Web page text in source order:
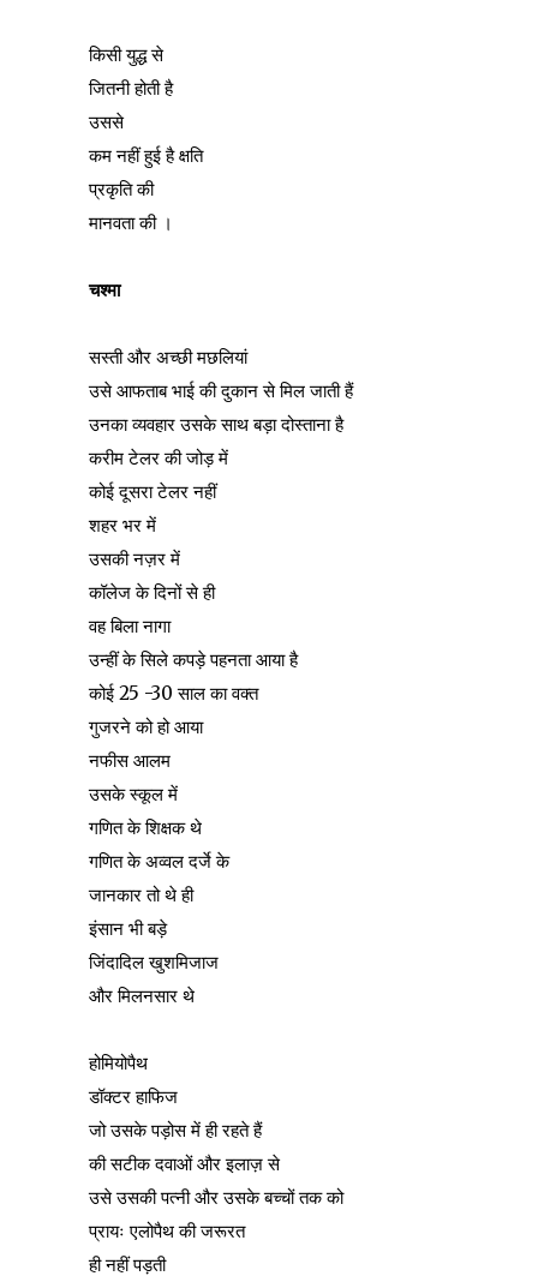
किसी युद्ध से
जितनी होती है
उससे
कम नहीं हुई है क्षति
प्रकृति की
मानवता की ।
चश्मा
सस्ती और अच्छी मछलियां
उसे आफताब भाई की दुकान से मिल जाती हैं
उनका व्यवहार उसके साथ बड़ा दोस्ताना है
करीम टेलर की जोड़ में
कोई दूसरा टेलर नहीं
शहर भर में
उसकी नज़र में
कॉलेज के दिनों से ही
वह बिला नागा
उन्हीं के सिले कपड़े पहनता आया है
कोई 25 -30 साल का वक्त
गुजरने को हो आया
नफीस आलम
उसके स्कूल में
गणित के शिक्षक थे
गणित के अव्वल दर्जे के
जानकार तो थे ही
इंसान भी बड़े
जिंदादिल खुशमिजाज
और मिलनसार थे
होमियोपैथ
डॉक्टर हाफिज
जो उसके पड़ोस में ही रहते हैं
की सटीक दवाओं और इलाज़ से
उसे उसकी पत्नी और उसके बच्चों तक को
प्रायः एलोपैथ की जरूरत
ही नहीं पड़ती